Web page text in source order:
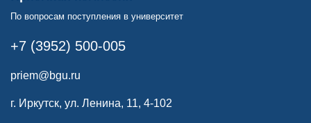
По вопросам поступления в университет
+7 (3952) 500-005
priem@bgu.ru
г. Иркутск, ул. Ленина, 11, 4-102